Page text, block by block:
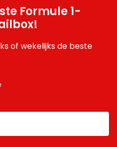
Formule 1-
of wekelijks de beste